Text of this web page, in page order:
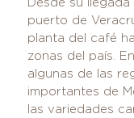
puerto de
planta del café
zonas del país.
algunas de las
importantes de
las variedades